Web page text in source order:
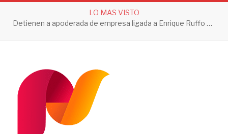
LO MAS VISTO
Detienen a apoderada de empresa ligada a Enrique Ruffo por investigación de Huachicol Fiscal